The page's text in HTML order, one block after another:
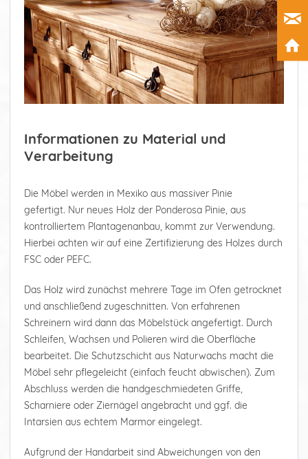
Informationen zu Material und
Verarbeitung
Die Möbel werden in Mexiko aus massiver Pinie
gefertigt. Nur neues Holz der Ponderosa Pinie, aus
kontrolliertem Plantagenanbau, kommt zur Verwendung.
Hierbei achten wir auf eine Zertifizierung des Holzes durch
FSC oder PEFC.
Das Holz wird zunächst mehrere Tage im Ofen getrocknet
und anschließend zugeschnitten. Von erfahrenen
Schreinern wird dann das Möbelstück angefertigt. Durch
Schleifen, Wachsen und Polieren wird die Oberfläche
bearbeitet. Die Schutzschicht aus Naturwachs macht die
Möbel sehr pflegeleicht (einfach feucht abwischen). Zum
Abschluss werden die handgeschmiedeten Griffe,
Scharniere oder Ziernägel angebracht und ggf. die
Intarsien aus echtem Marmor eingelegt.
Aufgrund der Handarbeit sind Abweichungen von den